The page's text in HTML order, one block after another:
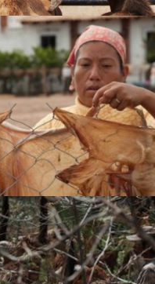
LAS CABRAS?, CORTESÍA
LAS CABRAS?, CORTESÍA